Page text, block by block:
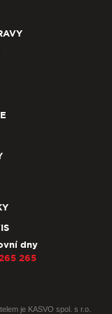
dny
265
je KASVO spol. s r.o.